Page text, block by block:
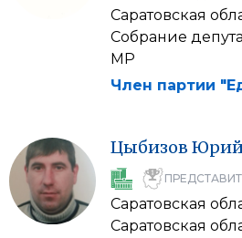
Саратовская
Собрание
МР
Член партии
Цыбизов
Саратовская
Саратовская